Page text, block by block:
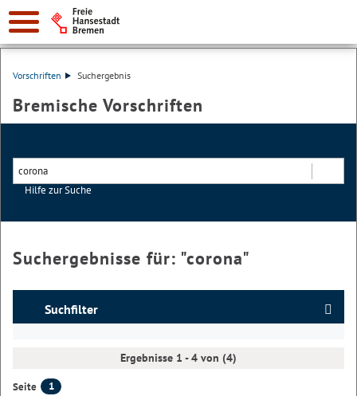
Vorschriften Suchergebnis
Bremische Vorschriften
Hilfe zur Suche
Suchergebnisse für: "corona"
Suchfilter
Ergebnisse 1 - 4 von (4)
Seite
1